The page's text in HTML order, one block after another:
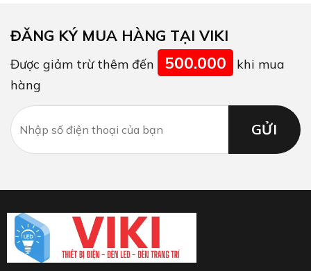
ĐĂNG KÝ MUA HÀNG TẠI VIKI
Được giảm trừ thêm đến 500.000
khi mua
hàng